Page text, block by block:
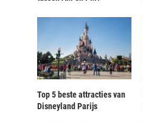
Top 5 beste attracties van
Disneyland Parijs